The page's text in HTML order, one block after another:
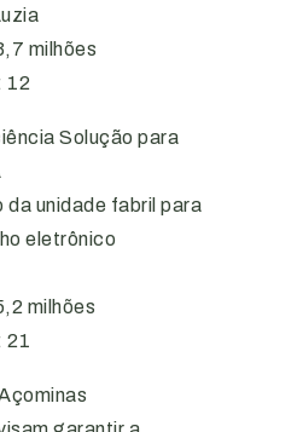
milhões
12
Solução para
unidade fabril para
eletrônico
milhões
21